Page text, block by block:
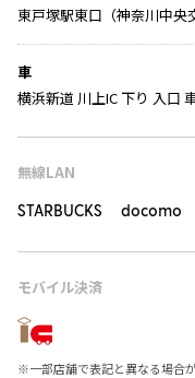
東戸塚駅東口（神奈川中央
車
横浜新道 川上IC 下り 入口
無線LAN
STARBUCKS
モバイル決済
※一部店舗で表記と異なる場合